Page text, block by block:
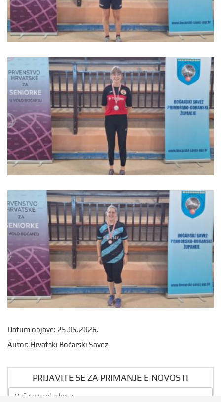
Datum objave: 25.05.2026.
Autor: Hrvatski Boćarski Savez
PRIJAVITE SE ZA PRIMANJE E-NOVOSTI